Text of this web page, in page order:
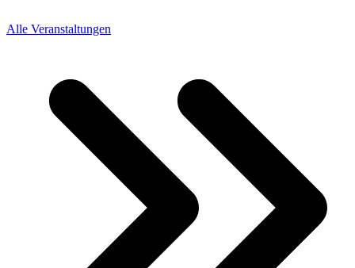
Alle Veranstaltungen